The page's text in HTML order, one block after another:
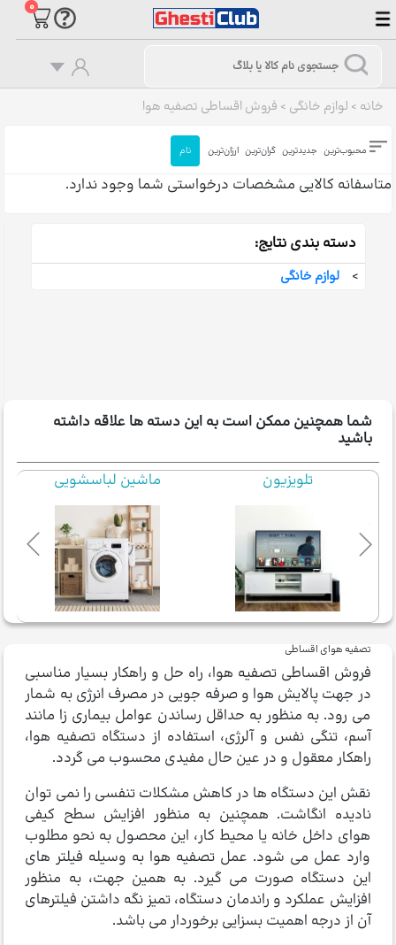
۰
خانه > لوازم خانگی > فروش اقساطی تصفیه هوا
محبوب‌ترین جدیدترین گران‌ترین ارزان‌ترین نام
متاسفانه کالایی مشخصات درخواستی شما وجود ندارد.
دسته بندی نتایج:
>
لوازم خانگی
شما همچنین ممکن است به این دسته ها علاقه داشته
باشید
ماشین لباسشویی
ماشین ظرفشویی
تصفیه هوای اقساطی
فروش اقساطی تصفیه هوا، راه حل و راهکار بسیار مناسبی
در جهت پالایش هوا و صرفه جویی در مصرف انرژی به شمار
می رود. به منظور به حداقل رساندن عوامل بیماری زا مانند
آسم، تنگی نفس و آلرژی، استفاده از دستگاه تصفیه هوا،
راهکار معقول و در عین حال مفیدی محسوب می گردد.
نقش این دستگاه ها در کاهش مشکلات تنفسی را نمی توان
نادیده انگاشت. همچنین به منظور افزایش سطح کیفی
هوای داخل خانه یا محیط کار، این محصول به نحو مطلوب
وارد عمل می شود. عمل تصفیه هوا به وسیله فیلتر های
این دستگاه صورت می گیرد. به همین جهت، به منظور
افزایش عملکرد و راندمان دستگاه، تمیز نگه داشتن فیلترهای
آن از درجه اهمیت بسزایی برخوردار می باشد.